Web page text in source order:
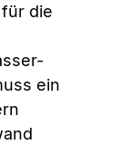
die
ein